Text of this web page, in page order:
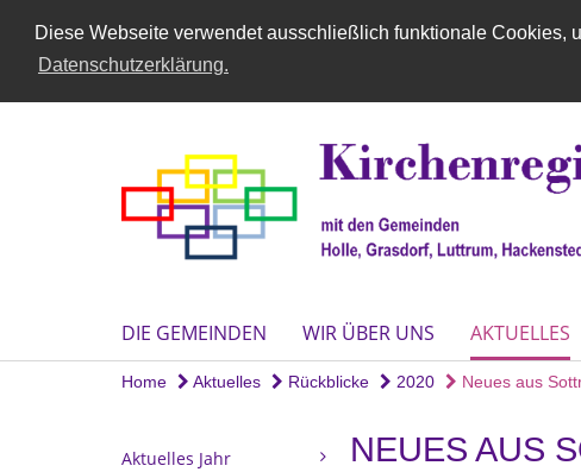
Diese Webseite verwendet ausschließlich funktionale Cookies,
Datenschutzerklärung.
DIE GEMEINDEN WIR ÜBER UNS AKTUELLES
Home Aktuelles Rückblicke 2020 Neues aus
Aktuelles Jahr NEUES AUS